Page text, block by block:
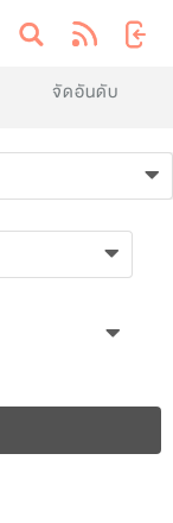
จัดอันดับ